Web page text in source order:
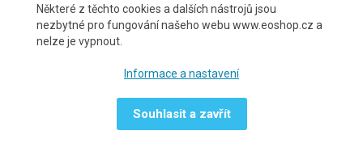
Některé z těchto cookies a dalších nástrojů jsou
nezbytné pro fungování našeho webu www.eoshop.cz a
nelze je vypnout.
Informace a nastavení
Souhlasit a zavřít